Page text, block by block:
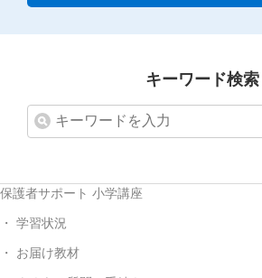
キーワード検索
保護者サポート 小学講座
学習状況
お届け教材